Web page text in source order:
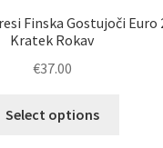
Finska Gostujoči Euro
Kratek Rokav
€37.00
Select options